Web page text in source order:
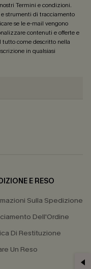
Termini e condizioni.
strumenti di tracciamento
se le e-mail vengono
contenuti e offerte e
come descritto nella
in qualsiasi
E RESO
Sulla Spedizione
Dell'Ordine
Di Restituzione
Un Reso